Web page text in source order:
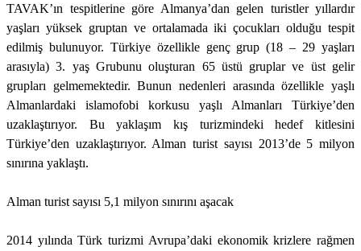
TAVAK’ın tespitlerine göre Almanya’dan gelen turistler yıllardır
yaşları yüksek gruptan ve ortalamada iki çocukları olduğu tespit
edilmiş bulunuyor. Türkiye özellikle genç grup (18 – 29 yaşları
arasıyla) 3. yaş Grubunu oluşturan 65 üstü gruplar ve üst gelir
grupları gelmemektedir. Bunun nedenleri arasında özellikle yaşlı
Almanlardaki islamofobi korkusu yaşlı Almanları Türkiye’den
uzaklaştırıyor. Bu yaklaşım kış turizmindeki hedef kitlesini
Türkiye’den uzaklaştırıyor. Alman turist sayısı 2013’de 5 milyon
sınırına yaklaştı.
Alman turist sayısı 5,1 milyon sınırını aşacak
2014 yılında Türk turizmi Avrupa’daki ekonomik krizlere rağmen